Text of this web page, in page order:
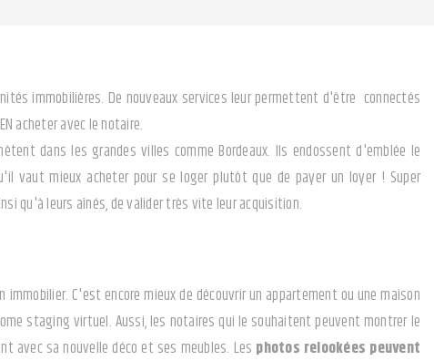
immobilières. De nouveaux services leur permettent d'être connectés
acheter avec le notaire.
dans les grandes villes comme Bordeaux. Ils endossent d'emblée le
vaut mieux acheter pour se loger plutôt que de payer un loyer ! Super
qu'à leurs aînés, de valider très vite leur acquisition.
C'est encore mieux de découvrir un appartement ou une maison
staging virtuel. Aussi, les notaires qui le souhaitent peuvent montrer le
avec sa nouvelle déco et ses meubles. Les photos relookées peuvent